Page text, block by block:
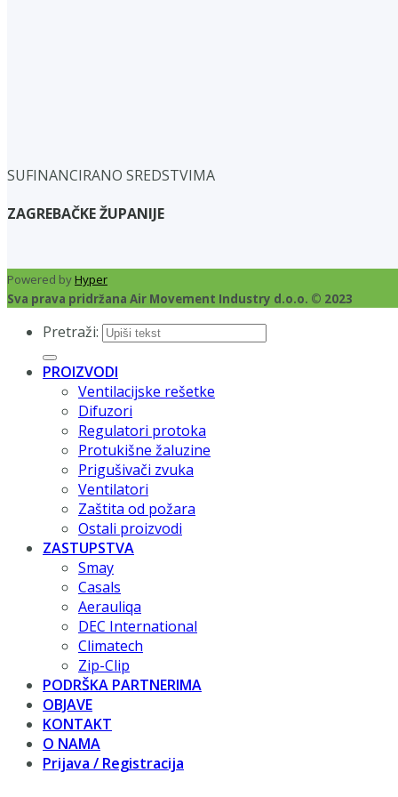
SUFINANCIRANO SREDSTVIMA
ZAGREBAČKE ŽUPANIJE
Powered byHyper
Sva prava pridržana Air Movement Industry d.o.o. © 2023
Pretraži:
PROIZVODI
Ventilacijske rešetke
Difuzori
Regulatori protoka
Protukišne žaluzine
Prigušivači zvuka
Ventilatori
Zaštita od požara
Ostali proizvodi
ZASTUPSTVA
Smay
Casals
Aerauliqa
DEC International
Climatech
Zip-Clip
PODRŠKA PARTNERIMA
OBJAVE
KONTAKT
O NAMA
Prijava / Registracija